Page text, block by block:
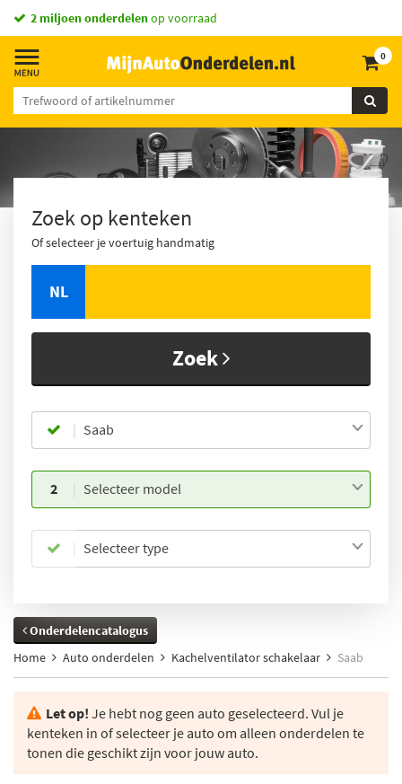
2 miljoen onderdelenop voorraad
0
Zoek op kenteken
Of selecteer je voertuig handmatig
NL
Zoek
Saab
2 Selecteer model
Selecteer type
Onderdelencatalogus
Home
Auto onderdelen Kachelventilator schakelaar Saab
Let op! Je hebt nog geen auto geselecteerd. Vul je
kenteken in of selecteer je auto om alleen onderdelen te
tonen die geschikt zijn voor jouw auto.